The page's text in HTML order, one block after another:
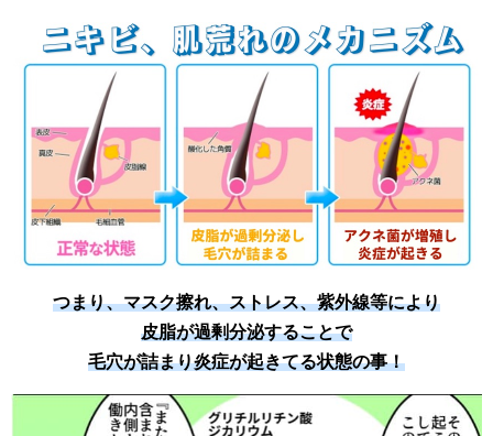
つまり、マスク擦れ、ストレス、紫外線等により
皮脂が過剰分泌することで
毛穴が詰まり炎症が起きてる状態の事！